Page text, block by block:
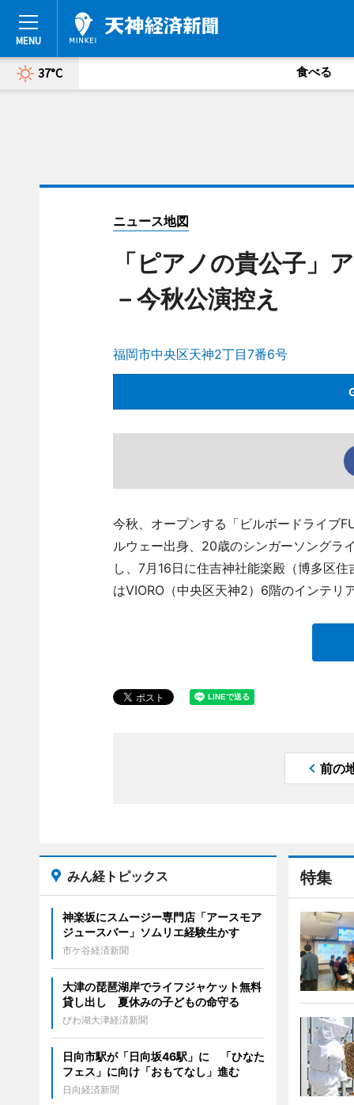
37°C 食べる
ニュース地図
「ピアノの貴公子」
－今秋公演控え
福岡市中央区天神2丁目7番6号
今秋、オープンする「ビルボードライブ
ルウェー出身、20歳のシンガーソングラ
し、7月16日に住吉神社能楽殿（博多区
はVIORO（中央区天神2）6階のインテリ
前の
特集
みん経トピックス
神楽坂にスムージー専門店「アースモア
ジュースバー」ソムリエ経験生かす
市ケ谷経済新聞
大津の琵琶湖岸でライフジャケット無料
貸し出し 夏休みの子どもの命守る
びわ湖大津経済新聞
日向市駅が「日向坂46駅」に 「ひなた
フェス」に向け「おもてなし」進む
日向経済新聞